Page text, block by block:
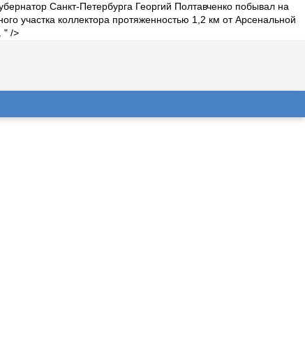
Санкт-Петербурга Георгий Полтавченко побывал на
участка коллектора протяженностью 1,2 км от Арсенальной
" />